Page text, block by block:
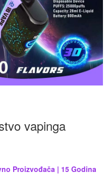
vapinga
Proizvođača | 15 Godina